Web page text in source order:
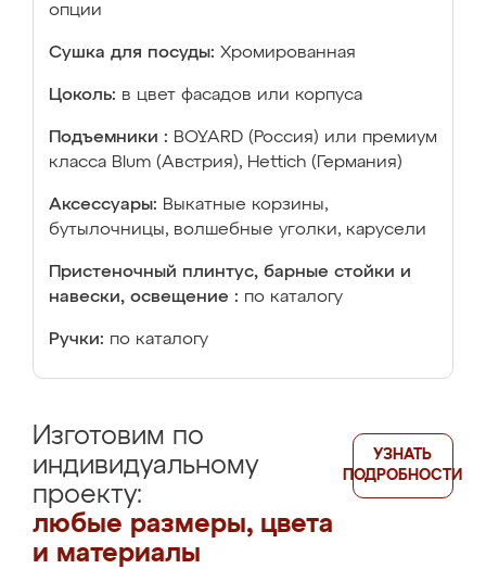
опции
Сушка для посуды: Хромированная
Цоколь: в цвет фасадов или корпуса
Подъемники : BOYARD (Россия) или премиум
класса Blum (Австрия), Hettich (Германия)
Аксессуары: Выкатные корзины,
бутылочницы, волшебные уголки, карусели
Пристеночный плинтус, барные стойки и
навески, освещение : по каталогу
Ручки: по каталогу
Изготовим по
индивидуальному
проекту:
любые размеры, цвета
и материалы
УЗНАТЬ
ПОДРОБНОСТИ